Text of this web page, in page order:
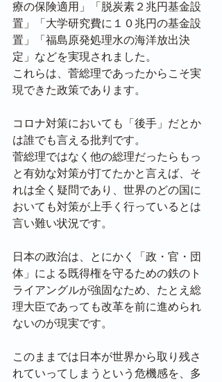
療の保険適用」「脱炭素２兆円基金設
置」「大学研究費に１０兆円の基金設
置」「福島原発処理水の海洋放出決
定」などを実現されました。
これらは、菅総理であったからこそ実
現できた政策であります。
コロナ対策においても「後手」だとか
は誰でも言える批判です。
菅総理ではなく他の総理だったらもっ
と有効な対策が打てたかと言えば、そ
れは全く疑問であり、世界のどの国に
おいても対策が上手く行っているとは
言い難い状況です。
日本の政治は、とにかく「政・官・団
体」による既得権を守るための鉄のト
ライアングルが強固なため、たとえ総
理大臣であっても改革を前に進められ
ないのが現実です。
このままでは日本が世界から取り残さ
れていってしまうという危機感を、多